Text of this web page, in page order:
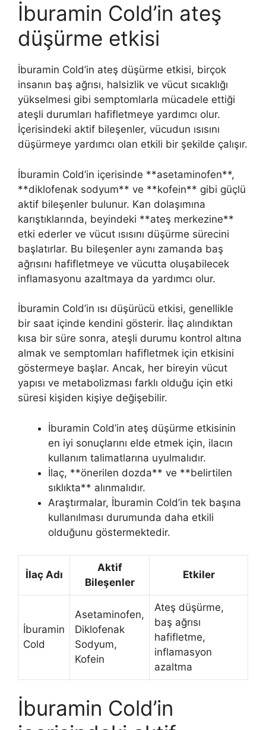
İburamin Cold’in ateş
düşürme etkisi
İburamin Cold’in ateş düşürme etkisi, birçok
insanın baş ağrısı, halsizlik ve vücut sıcaklığı
yükselmesi gibi semptomlarla mücadele ettiği
ateşli durumları hafifletmeye yardımcı olur.
İçerisindeki aktif bileşenler, vücudun ısısını
düşürmeye yardımcı olan etkili bir şekilde çalışır.
İburamin Cold’in içerisinde **asetaminofen**,
**diklofenak sodyum** ve **kofein** gibi güçlü
aktif bileşenler bulunur. Kan dolaşımına
karıştıklarında, beyindeki **ateş merkezine**
etki ederler ve vücut ısısını düşürme sürecini
başlatırlar. Bu bileşenler aynı zamanda baş
ağrısını hafifletmeye ve vücutta oluşabilecek
inflamasyonu azaltmaya da yardımcı olur.
İburamin Cold’in ısı düşürücü etkisi, genellikle
bir saat içinde kendini gösterir. İlaç alındıktan
kısa bir süre sonra, ateşli durumu kontrol altına
almak ve semptomları hafifletmek için etkisini
göstermeye başlar. Ancak, her bireyin vücut
yapısı ve metabolizması farklı olduğu için etki
süresi kişiden kişiye değişebilir.
İburamin Cold’in ateş düşürme etkisinin
en iyi sonuçlarını elde etmek için, ilacın
kullanım talimatlarına uyulmalıdır.
İlaç, **önerilen dozda** ve **belirtilen
sıklıkta** alınmalıdır.
Araştırmalar, İburamin Cold’in tek başına
kullanılması durumunda daha etkili
olduğunu göstermektedir.
İlaç Adı
Aktif
Bileşenler
Etkiler
İburamin
Cold
Asetaminofen,
Diklofenak
Sodyum,
Kofein
Ateş düşürme,
baş ağrısı
hafifletme,
inflamasyon
azaltma
İburamin Cold’in